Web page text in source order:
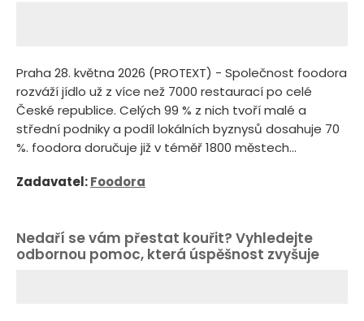
Praha 28. května 2026 (PROTEXT) - Společnost foodora
rozváží jídlo už z více než 7000 restaurací po celé
České republice. Celých 99 % z nich tvoří malé a
střední podniky a podíl lokálních byznysů dosahuje 70
%. foodora doručuje již v téměř 1800 městech...
Zadavatel:Foodora
Nedaří se vám přestat kouřit? Vyhledejte
odbornou pomoc, která úspěšnost zvyšuje